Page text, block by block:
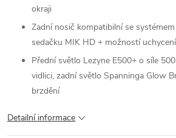
okraji
Zadní nosič kompatibilní se
sedačku MIK HD + možností
Přední světlo Lezyne E500+ o síle
vidlici, zadní světlo Spanninga Glow
brzdění
Detailní informace